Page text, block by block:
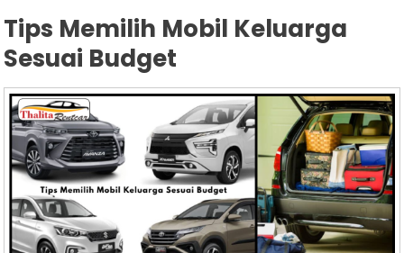
Tips Memilih Mobil Keluarga
Sesuai Budget